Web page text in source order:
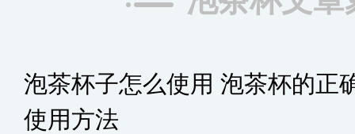
泡茶杯子怎么使用 泡茶杯的正
使用方法